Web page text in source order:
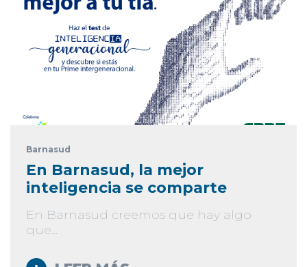
Barnasud
En Barnasud, la mejor
inteligencia se comparte
En Barnasud creemos que hay algo
que...